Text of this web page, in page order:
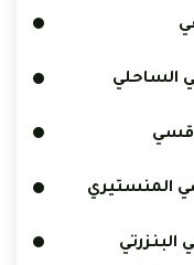
الساحلي
المنستيري
البنزرتي